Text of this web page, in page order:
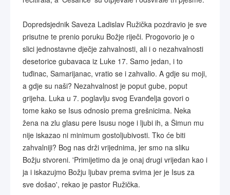
Dopredsjednik Saveza Ladislav Ružička pozdravio je sve
prisutne te prenio poruku Božje riječi. Progovorio je o
slici jednostavne dječje zahvalnosti, ali i o nezahvalnosti
desetorice gubavaca iz Luke 17. Samo jedan, i to
tuđinac, Samarijanac, vratio se i zahvalio. A gdje su moji,
a gdje su naši? Nezahvalnost je poput gube, poput
grijeha. Luka u 7. poglavlju svog Evanđelja govori o
tome kako se Isus odnosio prema grešnicima. Neka
žena na zlu glasu pere Isusu noge i ljubi ih, a Šimun mu
nije iskazao ni minimum gostoljubivosti. Tko će biti
zahvalniji? Bog nas drži vrijednima, jer smo na sliku
Božju stvoreni. 'Primijetimo da je onaj drugi vrijedan kao i
ja i iskazujmo Božju ljubav prema svima jer je Isus za
sve došao', rekao je pastor Ružička.